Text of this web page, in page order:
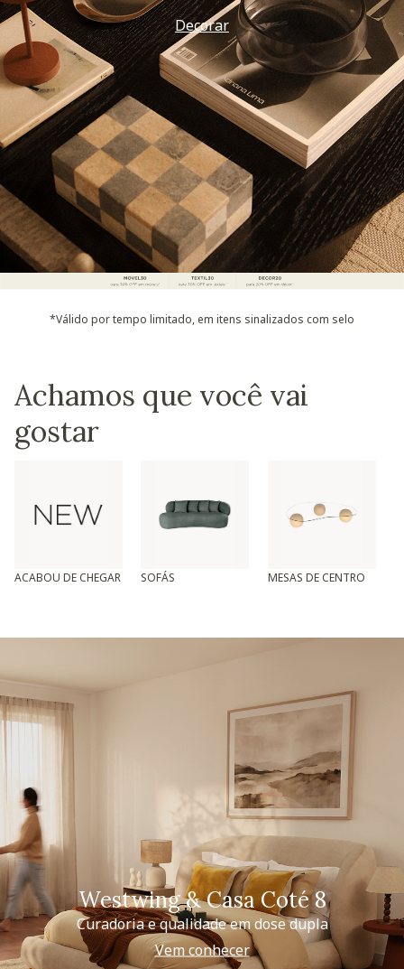
Decorar
*Válido por tempo limitado, em itens sinalizados com selo
Achamos que você vai
gostar
ACABOU DE CHEGAR SOFÁS MESAS DE CENTRO
Westwing & Casa Coté 8
Curadoria e qualidade em dose dupla
Vem conhecer